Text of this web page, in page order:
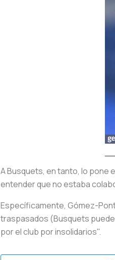
A Busquets, en tanto, lo pone
entender que no estaba
Específicamente, Gómez-
traspasados (Busquets
por el club por insolidarios".